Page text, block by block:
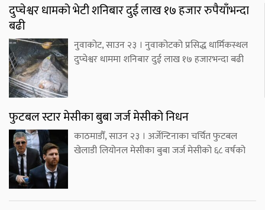
दुप्चेश्वर धामको भेटी शनिबार दुई लाख १७ हजार रुपैयाँभन्दा
बढी
नुवाकोट, साउन २३ । नुवाकोटको प्रसिद्ध धार्मिकस्थल
दुप्चेश्वर धाममा शनिबार दुई लाख १७ हजारभन्दा बढी
फुटबल स्टार मेसीका बुबा जर्ज मेसीको निधन
काठमाडौँ, साउन २३ । अर्जेन्टिनाका चर्चित फुटबल
खेलाडी लियोनल मेसीका बुबा जर्ज मेसीको ६८ वर्षको